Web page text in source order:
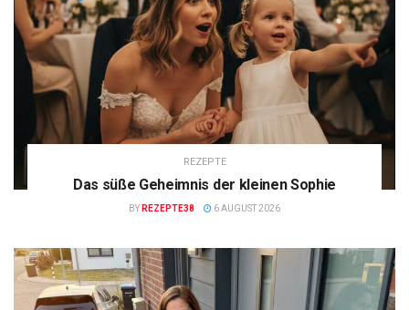
REZEPTE
Das süße Geheimnis der kleinen Sophie
BY REZEPTE38 6 AUGUST 2026